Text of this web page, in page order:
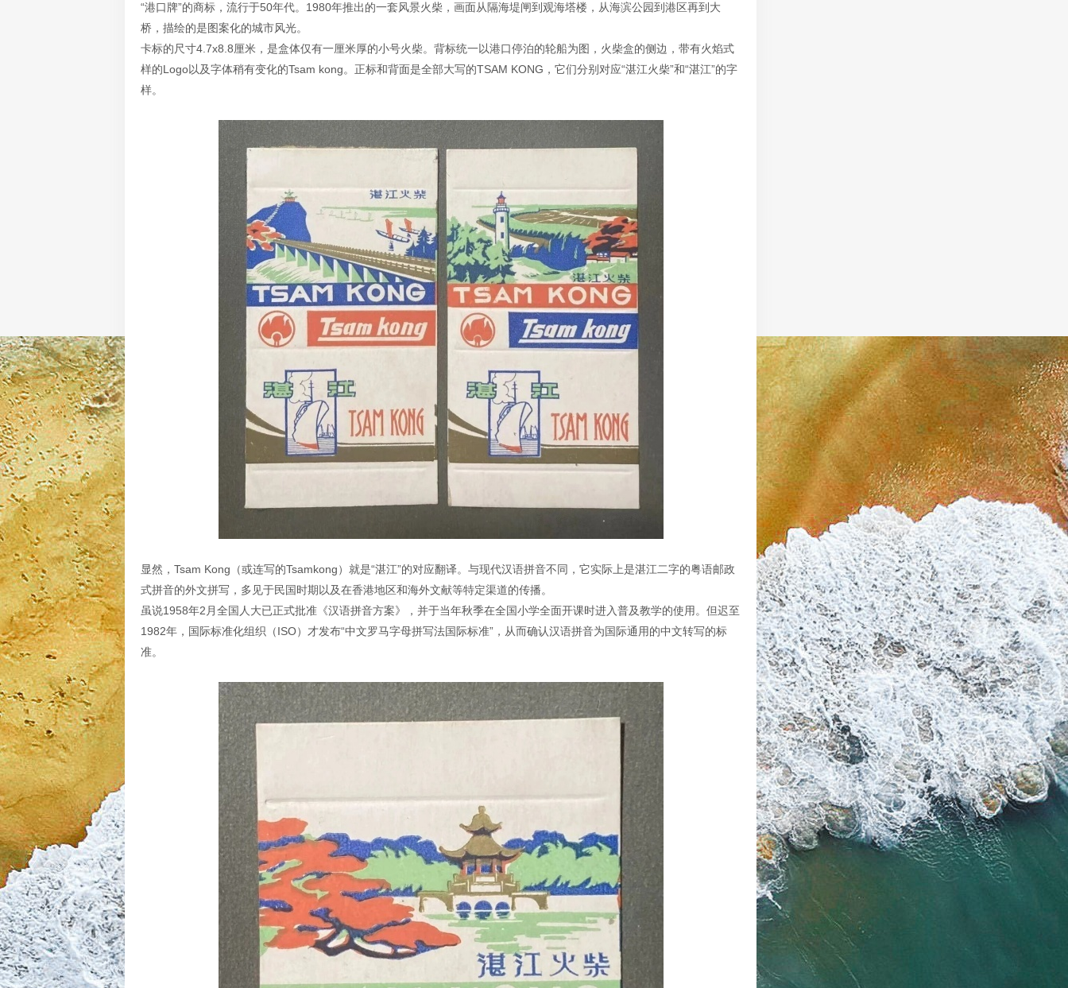
“港口牌”的商标，流行于50年代。1980年推出的一套风景火柴，画面从隔海堤闸到观海塔楼，从海滨公园到港区再到大
桥，描绘的是图案化的城市风光。
卡标的尺寸4.7x8.8厘米，是盒体仅有一厘米厚的小号火柴。背标统一以港口停泊的轮船为图，火柴盒的侧边，带有火焰式
样的Logo以及字体稍有变化的Tsam kong。正标和背面是全部大写的TSAM KONG，它们分别对应“湛江火柴”和“湛江”的字
样。
显然，Tsam Kong（或连写的Tsamkong）就是“湛江”的对应翻译。与现代汉语拼音不同，它实际上是湛江二字的粤语邮政
式拼音的外文拼写，多见于民国时期以及在香港地区和海外文献等特定渠道的传播。
虽说1958年2月全国人大已正式批准《汉语拼音方案》，并于当年秋季在全国小学全面开课时进入普及教学的使用。但迟至
1982年，国际标准化组织（ISO）才发布“中文罗马字母拼写法国际标准”，从而确认汉语拼音为国际通用的中文转写的标
准。